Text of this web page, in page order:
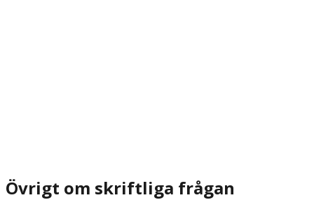
Övrigt om skriftliga frågan